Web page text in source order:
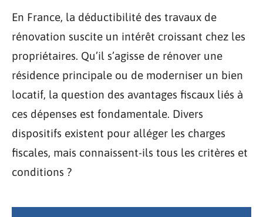
En France, la déductibilité des travaux de
rénovation suscite un intérêt croissant chez les
propriétaires. Qu’il s’agisse de rénover une
résidence principale ou de moderniser un bien
locatif, la question des avantages fiscaux liés à
ces dépenses est fondamentale. Divers
dispositifs existent pour alléger les charges
fiscales, mais connaissent-ils tous les critères et
conditions ?